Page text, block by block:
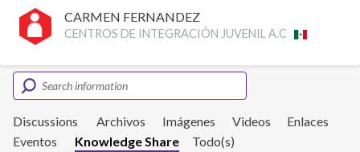
CARMEN FERNANDEZ
CENTROS DE INTEGRACIÓN JUVENIL A.C
Discussions Archivos Imágenes Videos
Enlaces
Eventos
Knowledge Share Todo(s)